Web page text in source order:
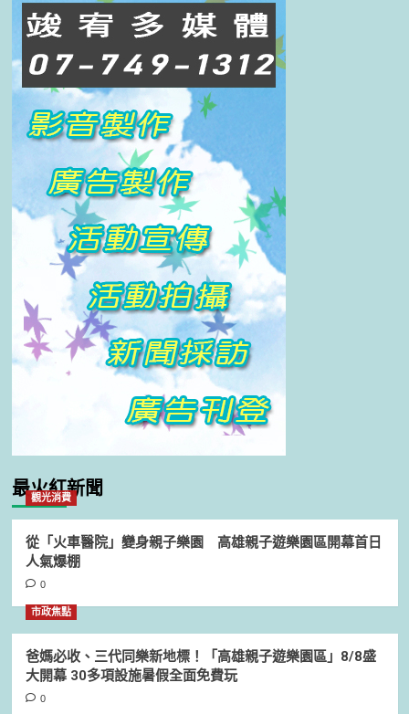
最火紅新聞
觀光消費
從「火車醫院」變身親子樂園 高雄親子遊樂園區開幕首日
人氣爆棚
0
市政焦點
爸媽必收、三代同樂新地標！「高雄親子遊樂園區」8/8盛
大開幕 30多項設施暑假全面免費玩
0